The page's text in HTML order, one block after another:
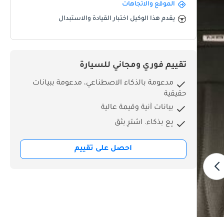
الموقع والاتجاهات
يقدم هذا الوكيل اختبار القيادة والاستبدال
تقييم فوري ومجاني للسيارة
مدعومة بالذكاء الاصطناعي، مدعومة ببيانات
حقيقية
بيانات آنية وقيمة عالية
بِع بذكاء. اشترِ بثق
احصل على تقييم